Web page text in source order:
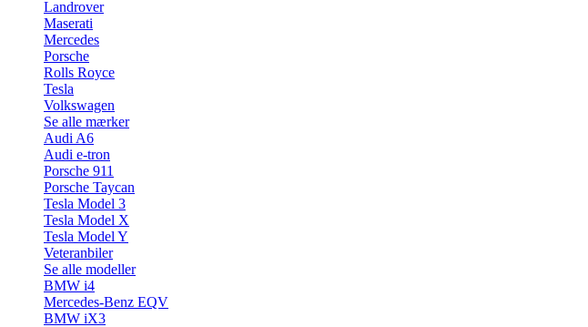
Landrover
Maserati
Mercedes
Porsche
Rolls Royce
Tesla
Volkswagen
Se alle mærker
Audi A6
Audi e-tron
Porsche 911
Porsche Taycan
Tesla Model 3
Tesla Model X
Tesla Model Y
Veteranbiler
Se alle modeller
BMW i4
Mercedes-Benz EQV
BMW iX3